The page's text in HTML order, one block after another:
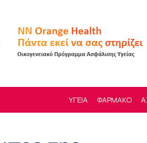
ΥΓΕΙΑ ΦΑΡΜΑΚΟ